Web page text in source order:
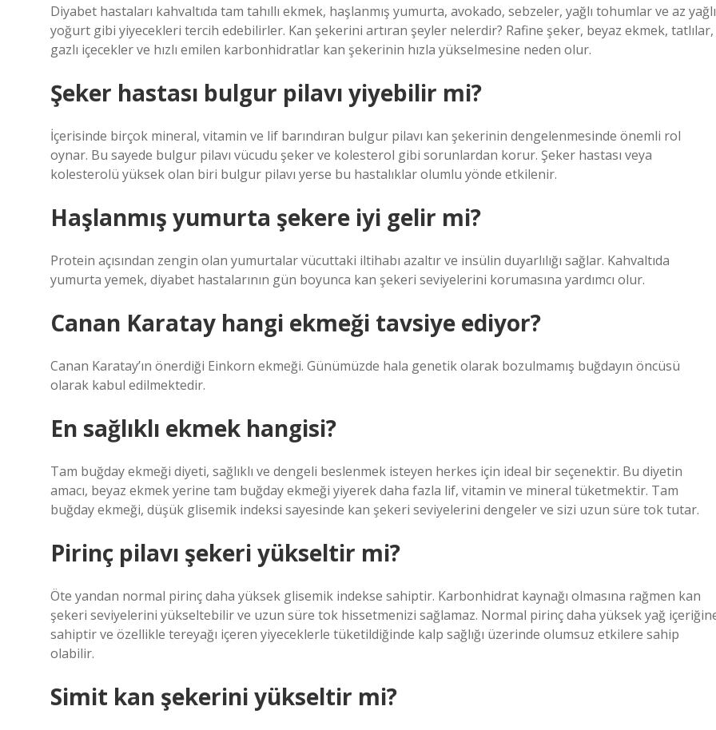
Diyabet hastaları kahvaltıda tam tahıllı ekmek, haşlanmış yumurta, avokado, sebzeler, yağlı tohumlar ve az yağlı
yoğurt gibi yiyecekleri tercih edebilirler. Kan şekerini artıran şeyler nelerdir? Rafine şeker, beyaz ekmek, tatlılar,
gazlı içecekler ve hızlı emilen karbonhidratlar kan şekerinin hızla yükselmesine neden olur.
Şeker hastası bulgur pilavı yiyebilir mi?
İçerisinde birçok mineral, vitamin ve lif barındıran bulgur pilavı kan şekerinin dengelenmesinde önemli rol
oynar. Bu sayede bulgur pilavı vücudu şeker ve kolesterol gibi sorunlardan korur. Şeker hastası veya
kolesterolü yüksek olan biri bulgur pilavı yerse bu hastalıklar olumlu yönde etkilenir.
Haşlanmış yumurta şekere iyi gelir mi?
Protein açısından zengin olan yumurtalar vücuttaki iltihabı azaltır ve insülin duyarlılığı sağlar. Kahvaltıda
yumurta yemek, diyabet hastalarının gün boyunca kan şekeri seviyelerini korumasına yardımcı olur.
Canan Karatay hangi ekmeği tavsiye ediyor?
Canan Karatay’ın önerdiği Einkorn ekmeği. Günümüzde hala genetik olarak bozulmamış buğdayın öncüsü
olarak kabul edilmektedir.
En sağlıklı ekmek hangisi?
Tam buğday ekmeği diyeti, sağlıklı ve dengeli beslenmek isteyen herkes için ideal bir seçenektir. Bu diyetin
amacı, beyaz ekmek yerine tam buğday ekmeği yiyerek daha fazla lif, vitamin ve mineral tüketmektir. Tam
buğday ekmeği, düşük glisemik indeksi sayesinde kan şekeri seviyelerini dengeler ve sizi uzun süre tok tutar.
Pirinç pilavı şekeri yükseltir mi?
Öte yandan normal pirinç daha yüksek glisemik indekse sahiptir. Karbonhidrat kaynağı olmasına rağmen kan
şekeri seviyelerini yükseltebilir ve uzun süre tok hissetmenizi sağlamaz. Normal pirinç daha yüksek yağ
sahiptir ve özellikle tereyağı içeren yiyeceklerle tüketildiğinde kalp sağlığı üzerinde olumsuz etkilere sahip
olabilir.
Simit kan şekerini yükseltir mi?